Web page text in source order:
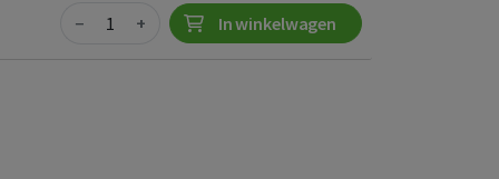
Quantity
− + In winkelwagen